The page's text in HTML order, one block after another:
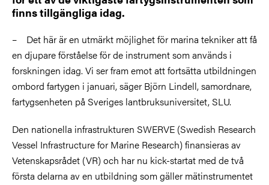
finns tillgängliga idag.
– Det här är en utmärkt möjlighet för marina tekniker att få
en djupare förståelse för de instrument som används i
forskningen idag. Vi ser fram emot att fortsätta utbildningen
ombord fartygen i januari, säger Björn Lindell, samordnare,
fartygsenheten på Sveriges lantbruksuniversitet, SLU.
Den nationella infrastrukturen SWERVE (Swedish Research
Vessel Infrastructure for Marine Research) finansieras av
Vetenskapsrådet (VR) och har nu kick-startat med de två
första delarna av en utbildning som gäller mätinstrumentet